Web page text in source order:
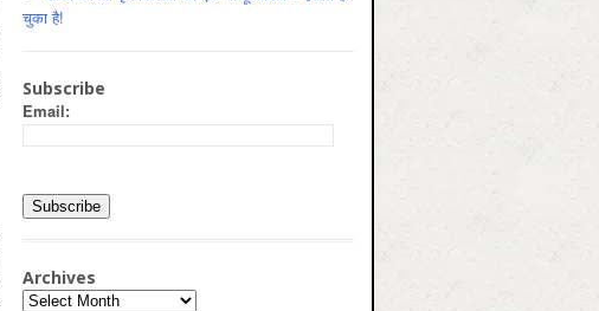
चुका है!
Subscribe
Email:
Archives
Archives